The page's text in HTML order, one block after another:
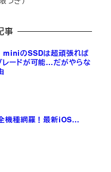
事
のSSDは超頑張れば
レードが可能…だがやらな
全機種網羅！最新iOS…